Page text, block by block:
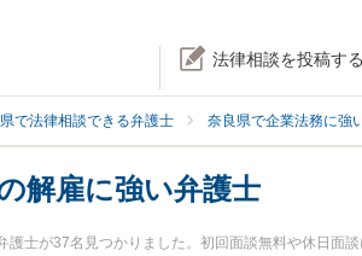
法律相談を投稿する
で法律相談できる弁護士 奈良県で企業法務に強
解雇に強い弁護士
護士が37名見つかりました。初回面談無料や休日面